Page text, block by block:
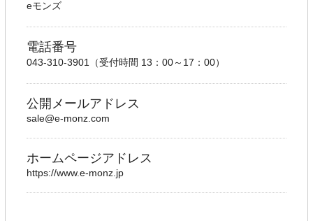
eモンズ
電話番号
043-310-3901（受付時間 13：00～17：00）
公開メールアドレス
sale@e-monz.com
ホームページアドレス
https://www.e-monz.jp